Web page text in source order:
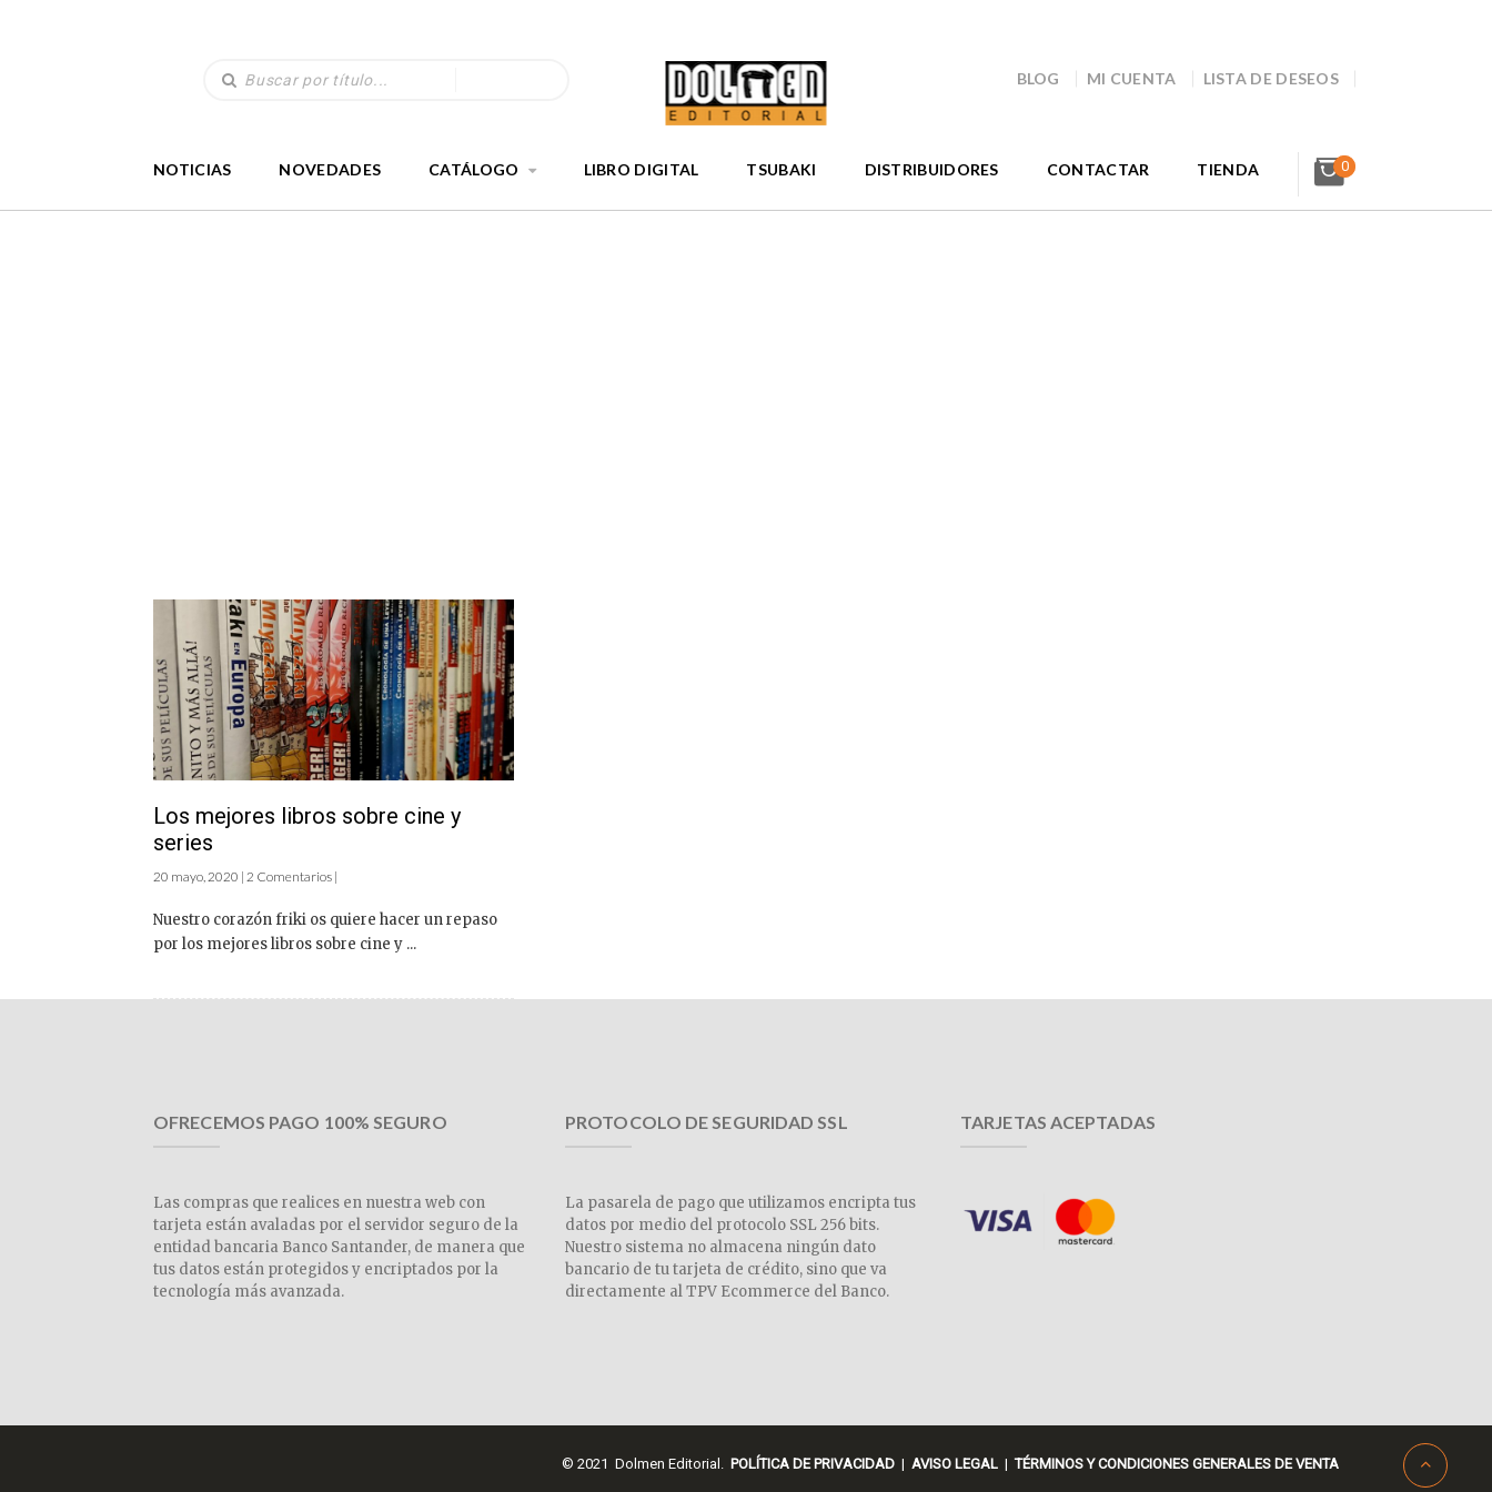
BLOG MI CUENTA LISTA DE DESEOS
NOTICIAS NOVEDADES CATÁLOGO LIBRO DIGITAL TSUBAKI DISTRIBUIDORES CONTACTAR TIENDA 0
Los mejores libros sobre cine y
series
20 mayo, 2020 | 2 Comentarios |
Nuestro corazón friki os quiere hacer un repaso
por los mejores libros sobre cine y ...
OFRECEMOS PAGO 100% SEGURO
Las compras que realices en nuestra web con
tarjeta están avaladas por el servidor seguro de la
entidad bancaria Banco Santander, de manera que
tus datos están protegidos y encriptados por la
tecnología más avanzada.
PROTOCOLO DE SEGURIDAD SSL
La pasarela de pago que utilizamos encripta tus
datos por medio del protocolo SSL 256 bits.
Nuestro sistema no almacena ningún dato
bancario de tu tarjeta de crédito, sino que va
directamente al TPV Ecommerce del Banco.
TARJETAS ACEPTADAS
© 2021 Dolmen Editorial. POLÍTICA DE PRIVACIDAD | AVISO LEGAL |TÉRMINOS Y CONDICIONES GENERALES DE VENTA